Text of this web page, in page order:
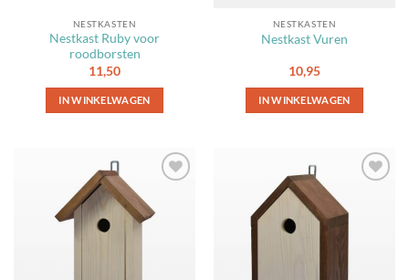
NESTKASTEN
Nestkast Ruby voor
roodborsten
11,50
IN WINKELWAGEN
NESTKASTEN
Nestkast Vuren
10,95
IN WINKELWAGEN
Toevoegen
aan
favorieten
favorieten